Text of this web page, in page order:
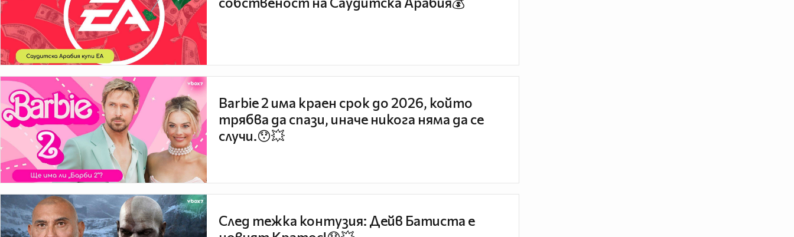
Barbie 2 има краен срок до 2026, който
трябва да спази, иначе никога няма да се
случи.😯💥
След тежка контузия: Дейв Батиста е